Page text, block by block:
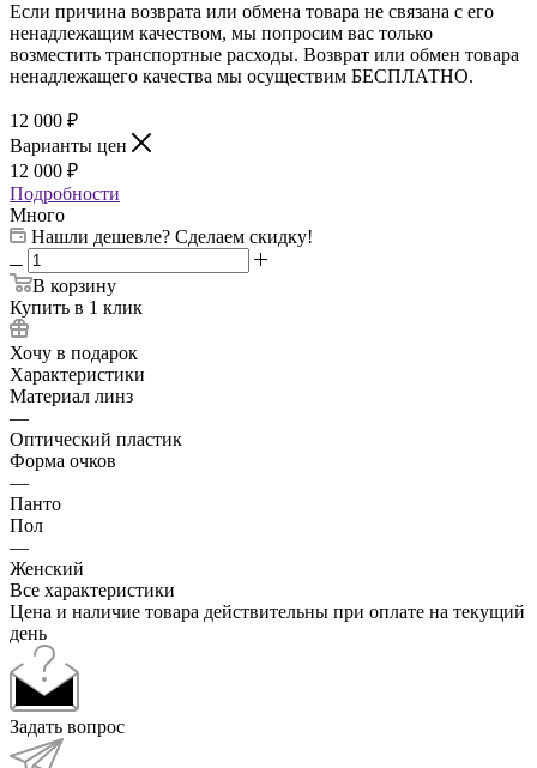
Если причина возврата или обмена товара не связана с его
ненадлежащим качеством, мы попросим вас только
возместить транспортные расходы. Возврат или обмен товара
ненадлежащего качества мы осуществим БЕСПЛАТНО.
12 000 ₽
Варианты цен
12 000 ₽
Подробности
Много
Нашли дешевле? Сделаем скидку!
В корзину
Купить в 1 клик
Хочу в подарок
Характеристики
Материал линз
—
Оптический пластик
Форма очков
—
Панто
Пол
—
Женский
Все характеристики
Цена и наличие товара действительны при оплате на текущий
день
Задать вопрос